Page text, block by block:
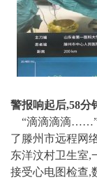
警报响起后,58分
“滴滴滴滴……”
了滕州市远程网
东洋汶村卫生室,
接受心电图检查,